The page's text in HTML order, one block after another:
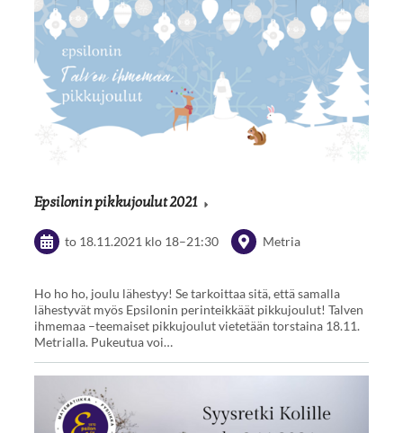
Epsilonin pikkujoulut 2021
to 18.11.2021 klo 18–21:30 Metria
Ho ho ho, joulu lähestyy! Se tarkoittaa sitä, että samalla
lähestyvät myös Epsilonin perinteikkäät pikkujoulut! Talven
ihmemaa –teemaiset pikkujoulut vietetään torstaina 18.11.
Metrialla. Pukeutua voi…